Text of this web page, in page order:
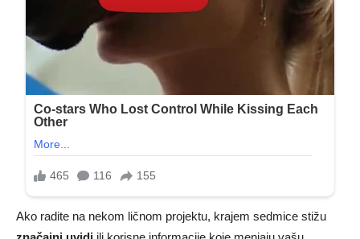
Ako radite na nekom ličnom projektu, krajem sedmice stižu